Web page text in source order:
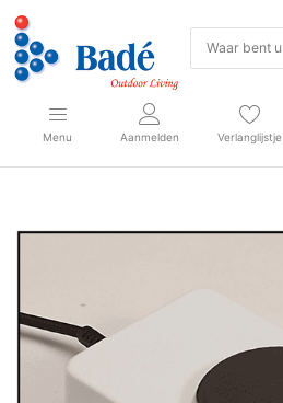
Menu Aanmelden Verlanglijstje